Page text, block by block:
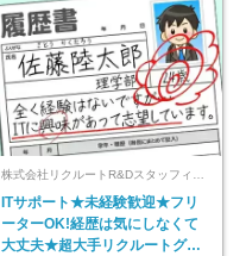
ITサポート★未経験歓迎★フリ
ーターOK!経歴は気にしなくて
大丈夫★超大手リクルートグル